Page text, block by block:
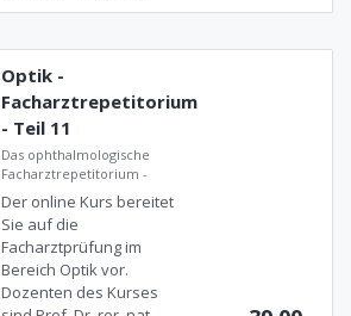
Optik -
Facharztrepetitorium
- Teil 11
Das ophthalmologische
Facharztrepetitorium -
Der online Kurs bereitet
Sie auf die
Facharztprüfung im
Bereich Optik vor.
Dozenten des Kurses